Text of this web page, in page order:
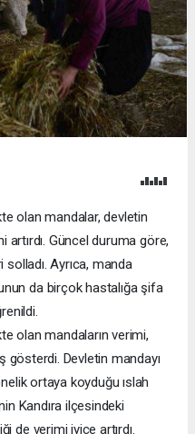
olan mandalar, devletin
artırdı. Güncel duruma göre,
Ayrıca, manda
da birçok hastalığa şifa
olan mandaların verimi,
gösterdi. Devletin mandayı
ortaya koyduğu ıslah
Kandıra ilçesindeki
de verimi iyice artırdı.